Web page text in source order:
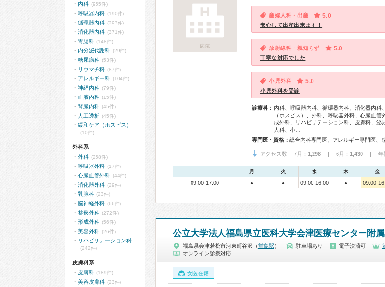
病院
産婦人科・出産 5.0
安心して出産出来ます！
放射線科・親知らず 5.0
丁寧な対応でした
小児外科 5.0
小児外科を受診
診療科： 内科、呼吸器内科、循環器内科、消化器内科
（ホスピス）、外科、呼吸器外科、心臓血
成外科、リハビリテーション科、皮膚科、泌
人科、小…
専門医・資格：
アクセス数 7月： 1,298 | 6月： 1,430 | 年
月 火 水 木 金
09:00-17:00 ● ● 09:00-16:00 ● 09:00-
公立大学法人福島県立医科大学会津医療センター附
福島県会津若松市河東町谷沢（堂島駅 ） 駐車場あり 電子決済可
オンライン診療対応
女医在籍
内科 (955件)
呼吸器内科 (190件)
循環器内科 (293件)
消化器内科 (371件)
胃腸科 (148件)
内分泌代謝科 (29件)
糖尿病科 (53件)
リウマチ科 (87件)
アレルギー科 (104件)
神経内科 (79件)
血液内科 (15件)
腎臓内科 (45件)
人工透析 (45件)
緩和ケア（ホスピス）
(10件)
外科系
外科 (258件)
呼吸器外科 (17件)
心臓血管外科 (44件)
消化器外科 (29件)
乳腺科 (23件)
脳神経外科 (66件)
整形外科 (272件)
形成外科 (56件)
美容外科 (26件)
リハビリテーション科
(242件)
皮膚科系
皮膚科 (189件)
美容皮膚科 (23件)